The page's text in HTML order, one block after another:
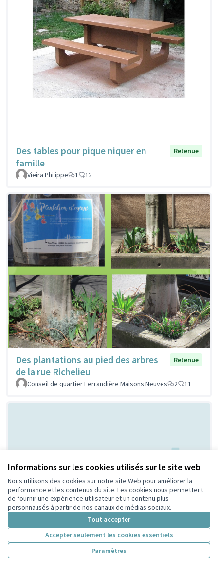
Informations sur les cookies utilisés sur le site web
Nous utilisons des cookies sur notre site Web pour améliorer la
performance et les contenus du site. Les cookies nous permettent
de fournir une expérience utilisateur et un contenu plus
personnalisés à partir de nos canaux de médias sociaux.
Tout accepter
Accepter seulement les cookies essentiels
Paramètres
Des tables pour pique niquer en
famille
Retenue
Vieira Philippe 1 12
Des plantations au pied des arbres
de la rue Richelieu
Retenue
Conseil de quartier Ferrandière Maisons Neuves 2 11
Terrain de Basket City - Quartier
Charpennes Tonkin
Retenue
MONTIEL 2 10